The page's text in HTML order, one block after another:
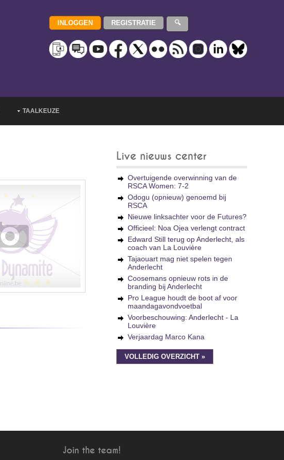
TAALKEUZE
Live nieuws center
Overtuigende overwinning van de
RSCA Women: 7-2
Odogu (opnieuw) genoemd bij
RSCA
Nieuwe linksachter voor de Futures?
Officieel: Noa Ojea verlengt contract
Edward Still terug op Anderlecht, als
coach van La Louvière
Tajaouart mag niet spelen tegen
Anderlecht
Coosemans opnieuw rots in de
branding bij Anderlecht
Pro League houdt de boot af voor
maandagavondvoetbal
Voorbeschouwing: Anderlecht - La
Louvière
Verjaardag Marco Kana
VOLLEDIG OVERZICHT »
Join the team!